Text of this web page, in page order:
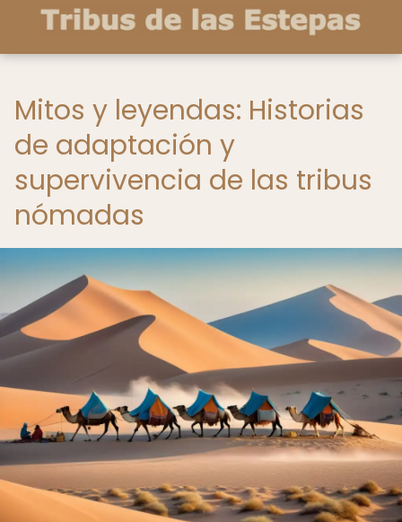
Mitos y leyendas: Historias
de adaptación y
supervivencia de las tribus
nómadas